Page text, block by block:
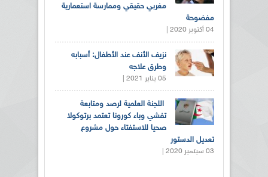
مغربي حقيقي وممارسة استعمارية
مفضوحة
04 أكتوبر 2020 |
نزيف الأنف عند الأطفال: أسبابه
وطرق علاجه
05 يناير 2021 |
اللجنة العلمية لرصد ومتابعة
تفشي وباء كورونا تعتمد برتوكولا
صحيا للاستفتاء حول مشروع
تعديل الدستور
03 سبتمبر 2020 |